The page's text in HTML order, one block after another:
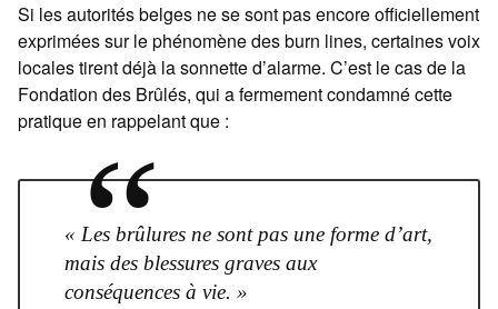
Si les autorités belges ne se sont pas encore officiellement
exprimées sur le phénomène des burn lines, certaines voix
locales tirent déjà la sonnette d’alarme. C’est le cas de la
Fondation des Brûlés, qui a fermement condamné cette
pratique en rappelant que :
“
« Les brûlures ne sont pas une forme d’art,
mais des blessures graves aux
conséquences à vie. »